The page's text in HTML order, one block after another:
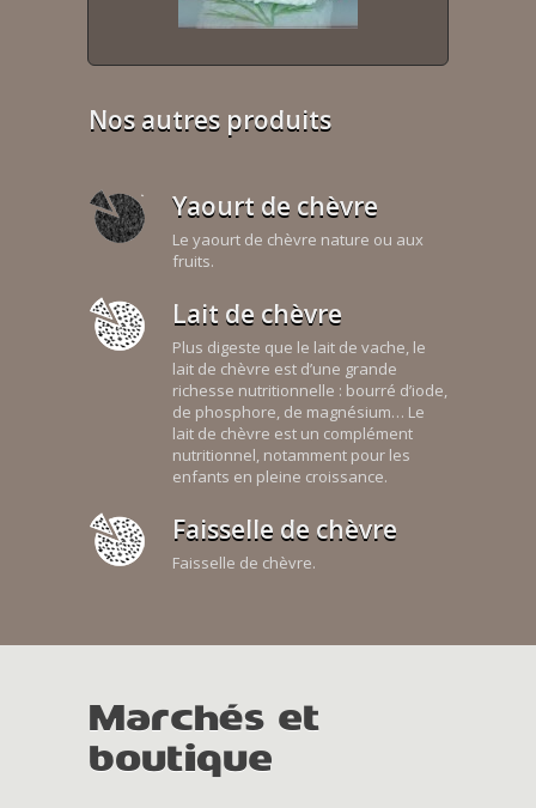
Nos autres produits
Yaourt de chèvre
Le yaourt de chèvre nature ou aux
fruits.
Lait de chèvre
Plus digeste que le lait de vache, le
lait de chèvre est d’une grande
richesse nutritionnelle : bourré d’iode,
de phosphore, de magnésium… Le
lait de chèvre est un complément
nutritionnel, notamment pour les
enfants en pleine croissance.
Faisselle de chèvre
Faisselle de chèvre.
Marchés et
boutique